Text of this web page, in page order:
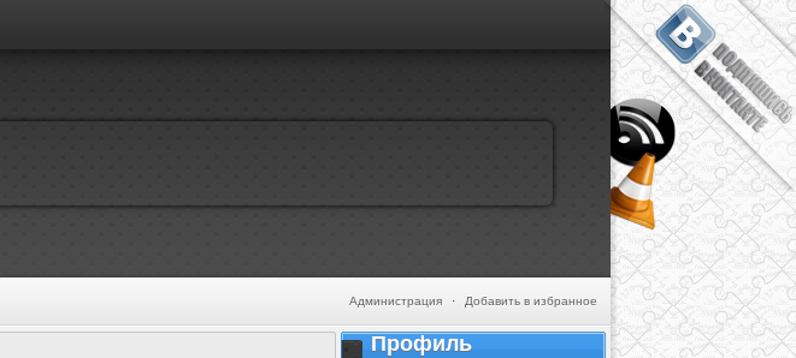
Администрация · Добавить в избранное
Профиль